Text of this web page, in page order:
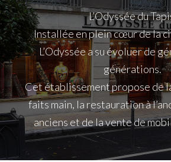
sommes-
nous?
L’Odyssée du
Installée en plein cœur de la
L’Odyssée a su évoluer de
générations.
Cet établissement propose de
faits main, la restauration à
anciens et de la vente de